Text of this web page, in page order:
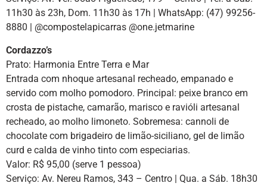
11h30 às 23h, Dom. 11h30 às 17h | WhatsApp: (47) 99256-
8880 | @compostelapicarras @one.jetmarine
Cordazzo’s
Prato: Harmonia Entre Terra e Mar
Entrada com nhoque artesanal recheado, empanado e
servido com molho pomodoro. Principal: peixe branco em
crosta de pistache, camarão, marisco e ravióli artesanal
recheado, ao molho limoneto. Sobremesa: cannoli de
chocolate com brigadeiro de limão-siciliano, gel de limão
curd e calda de vinho tinto com especiarias.
Valor: R$ 95,00 (serve 1 pessoa)
Serviço: Av. Nereu Ramos, 343 – Centro | Qua. a Sáb. 18h30